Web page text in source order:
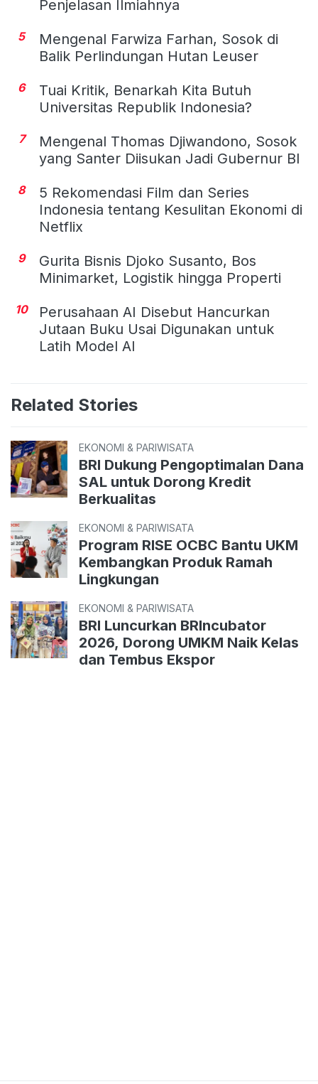
Penjelasan Ilmiahnya
5
Mengenal Farwiza Farhan, Sosok di
Balik Perlindungan Hutan Leuser
6
Tuai Kritik, Benarkah Kita Butuh
Universitas Republik Indonesia?
7
Mengenal Thomas Djiwandono, Sosok
yang Santer Diisukan Jadi Gubernur BI
8
5 Rekomendasi Film dan Series
Indonesia tentang Kesulitan Ekonomi di
Netflix
9
Gurita Bisnis Djoko Susanto, Bos
Minimarket, Logistik hingga Properti
10
Perusahaan AI Disebut Hancurkan
Jutaan Buku Usai Digunakan untuk
Latih Model AI
Related Stories
EKONOMI & PARIWISATA
BRI Dukung Pengoptimalan Dana
SAL untuk Dorong Kredit
Berkualitas
EKONOMI & PARIWISATA
Program RISE OCBC Bantu UKM
Kembangkan Produk Ramah
Lingkungan
EKONOMI & PARIWISATA
BRI Luncurkan BRIncubator
2026, Dorong UMKM Naik Kelas
dan Tembus Ekspor